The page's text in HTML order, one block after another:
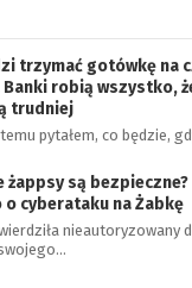
trzymać gotówkę na
robią wszystko,
trudniej
pytałem, co będzie,
żappsy są bezpieczne?
o cyberataku na Żabkę
nieautoryzowany